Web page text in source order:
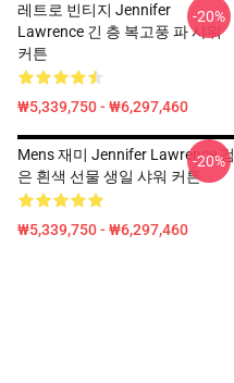
레트로 빈티지 Jennifer
Lawrence 긴 층 복고풍 파 샤워
커튼
₩5,339,750 - ₩6,297,460
-20%
Mens 재미 Jennifer Lawrence 검
은 흰색 선물 생일 샤워 커튼
₩5,339,750 - ₩6,297,460
-20%